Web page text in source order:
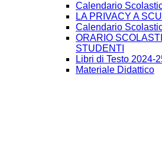
Calendario
LA PRIVACY A
Calendario
ORARIO
STUDENTI
Libri di Testo 2024-
Materiale Didattico